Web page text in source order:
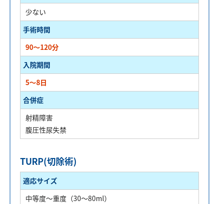
少ない
手術時間
90～120分
入院期間
5～8日
合併症
射精障害
腹圧性尿失禁
TURP(切除術)
適応サイズ
中等度～重度（30～80ml）